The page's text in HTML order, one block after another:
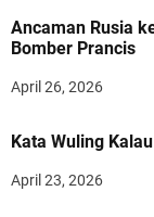
Ancaman Rusia
Bomber Prancis
April 26, 2026
Kata Wuling
April 23, 2026